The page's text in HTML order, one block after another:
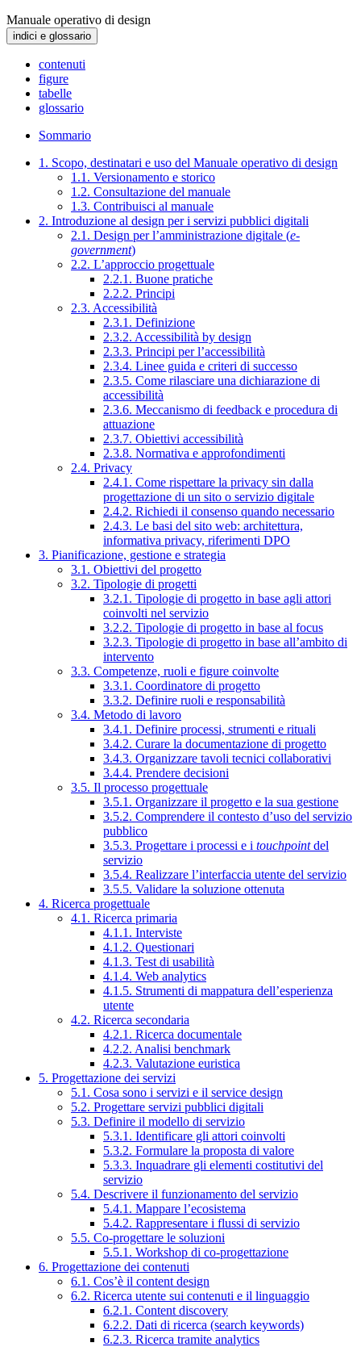
Manuale operativo di design
indici e glossario
contenuti
figure
tabelle
glossario
Sommario
1. Scopo, destinatari e uso del Manuale operativo di design
1.1. Versionamento e storico
1.2. Consultazione del manuale
1.3. Contribuisci al manuale
2. Introduzione al design per i servizi pubblici digitali
2.1. Design per l’amministrazione digitale (e-
government)
2.2. L’approccio progettuale
2.2.1. Buone pratiche
2.2.2. Principi
2.3. Accessibilità
2.3.1. Definizione
2.3.2. Accessibilità by design
2.3.3. Principi per l’accessibilità
2.3.4. Linee guida e criteri di successo
2.3.5. Come rilasciare una dichiarazione di
accessibilità
2.3.6. Meccanismo di feedback e procedura di
attuazione
2.3.7. Obiettivi accessibilità
2.3.8. Normativa e approfondimenti
2.4. Privacy
2.4.1. Come rispettare la privacy sin dalla
progettazione di un sito o servizio digitale
2.4.2. Richiedi il consenso quando necessario
2.4.3. Le basi del sito web: architettura,
informativa privacy, riferimenti DPO
3. Pianificazione, gestione e strategia
3.1. Obiettivi del progetto
3.2. Tipologie di progetti
3.2.1. Tipologie di progetto in base agli attori
coinvolti nel servizio
3.2.2. Tipologie di progetto in base al focus
3.2.3. Tipologie di progetto in base all’ambito di
intervento
3.3. Competenze, ruoli e figure coinvolte
3.3.1. Coordinatore di progetto
3.3.2. Definire ruoli e responsabilità
3.4. Metodo di lavoro
3.4.1. Definire processi, strumenti e rituali
3.4.2. Curare la documentazione di progetto
3.4.3. Organizzare tavoli tecnici collaborativi
3.4.4. Prendere decisioni
3.5. Il processo progettuale
3.5.1. Organizzare il progetto e la sua gestione
3.5.2. Comprendere il contesto d’uso del servizio
pubblico
3.5.3. Progettare i processi e i touchpointdel
servizio
3.5.4. Realizzare l’interfaccia utente del servizio
3.5.5. Validare la soluzione ottenuta
4. Ricerca progettuale
4.1. Ricerca primaria
4.1.1. Interviste
4.1.2. Questionari
4.1.3. Test di usabilità
4.1.4. Web analytics
4.1.5. Strumenti di mappatura dell’esperienza
utente
4.2. Ricerca secondaria
4.2.1. Ricerca documentale
4.2.2. Analisi benchmark
4.2.3. Valutazione euristica
5. Progettazione dei servizi
5.1. Cosa sono i servizi e il service design
5.2. Progettare servizi pubblici digitali
5.3. Definire il modello di servizio
5.3.1. Identificare gli attori coinvolti
5.3.2. Formulare la proposta di valore
5.3.3. Inquadrare gli elementi costitutivi del
servizio
5.4. Descrivere il funzionamento del servizio
5.4.1. Mappare l’ecosistema
5.4.2. Rappresentare i flussi di servizio
5.5. Co-progettare le soluzioni
5.5.1. Workshop di co-progettazione
6. Progettazione dei contenuti
6.1. Cos’è il content design
6.2. Ricerca utente sui contenuti e il linguaggio
6.2.1. Content discovery
6.2.2. Dati di ricerca (search keywords)
6.2.3. Ricerca tramite analytics